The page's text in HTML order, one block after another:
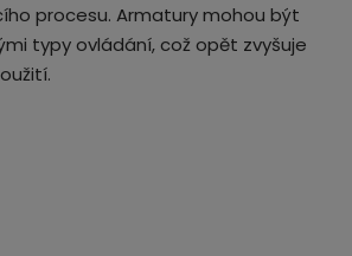
procesu. Armatury mohou být
typy ovládání, což opět zvyšuje